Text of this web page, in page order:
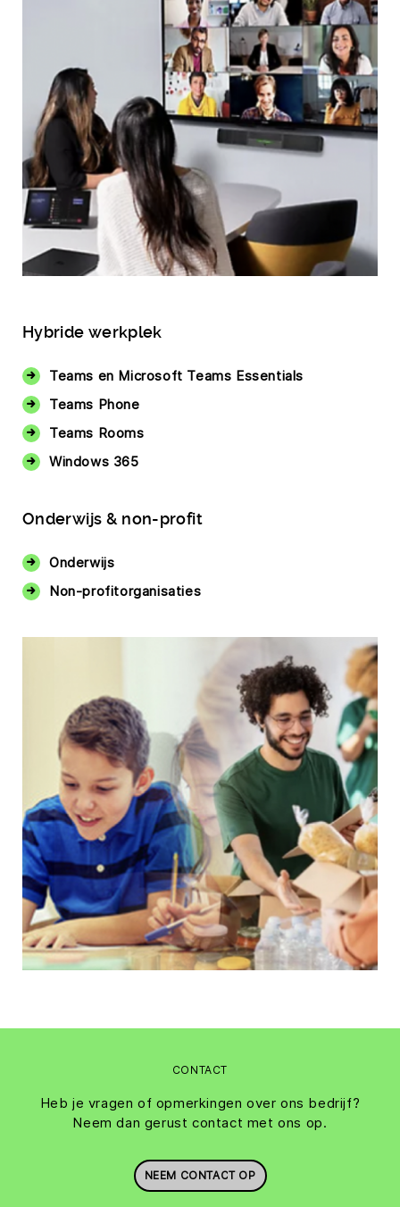
Hybride werkplek
Teams en Microsoft Teams Essentials
Teams Phone
Teams Rooms
Windows 365
Onderwijs & non-profit
Onderwijs
Non-profitorganisaties
CONTACT
Heb je vragen of opmerkingen over ons bedrijf?
Neem dan gerust contact met ons op.
NEEM CONTACT OP